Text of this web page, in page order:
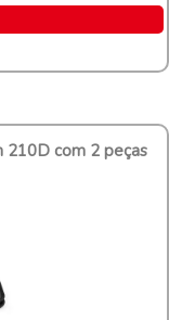
210D com 2 peças